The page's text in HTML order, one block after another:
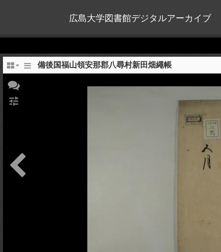
広島大学図書館デジタルアーカイブ
備後国福山領安那郡八尋村新田畑繩帳
tune